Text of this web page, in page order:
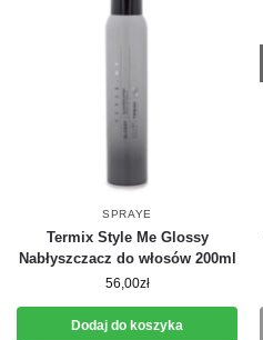
SPRAYE
Termix Style Me Glossy
Nabłyszczacz do włosów 200ml
56,00zł
Dodaj do koszyka